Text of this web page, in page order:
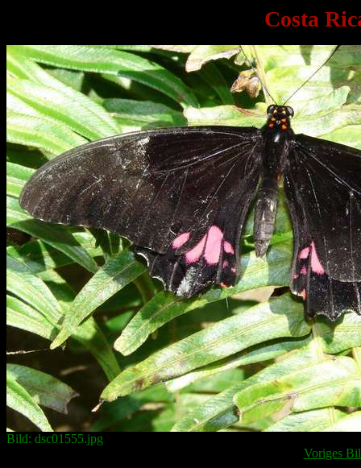
Costa
Bild: dsc01555.jpg
Voriges